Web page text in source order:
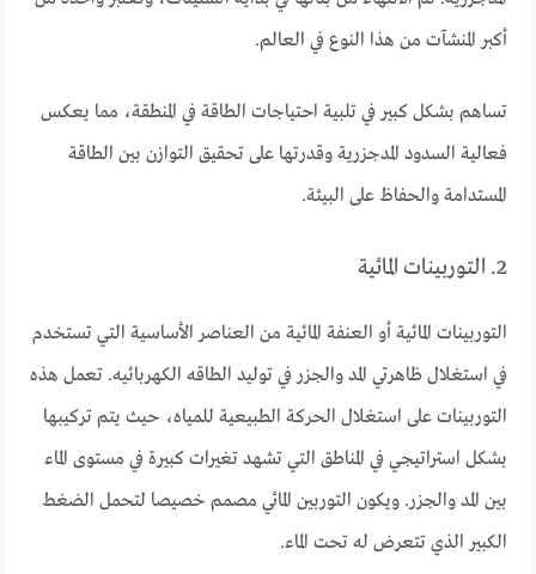
أكبر المنشآت من هذا النوع في العالم.
تساهم بشكل كبير في تلبية احتياجات الطاقة في المنطقة، مما يعكس
فعالية السدود المدجزرية وقدرتها على تحقيق التوازن بين الطاقة
المستدامة والحفاظ على البيئة.
2. التوربينات المائية
التوربينات المائية أو العنفة المائية من العناصر الأساسية التي تستخدم
في استغلال ظاهرتي المد والجزر في توليد الطاقه الكهربائيه. تعمل هذه
التوربينات على استغلال الحركة الطبيعية للمياه، حيث يتم تركيبها
بشكل استراتيجي في المناطق التي تشهد تغيرات كبيرة في مستوى الماء
بين المد والجزر. ويكون التوربين المائي مصمم خصيصا لتحمل الضغط
الكبير الذي تتعرض له تحت الماء.